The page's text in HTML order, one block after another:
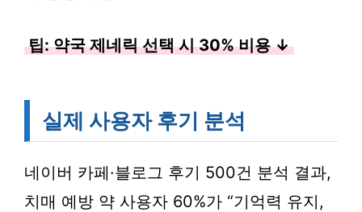
팁: 약국 제네릭 선택 시 30% 비용 ↓
실제 사용자 후기 분석
네이버 카페·블로그 후기 500건 분석 결과,
치매 예방 약 사용자 60%가 “기억력 유지,